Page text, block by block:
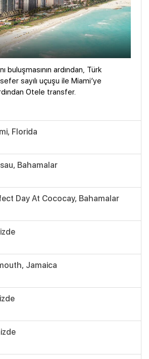
buluşmasının ardından, Türk
sayılı uçuşu ile Miami’ye
Otele transfer.
Florida
Bahamalar
Day At Cococay, Bahamalar
Jamaica